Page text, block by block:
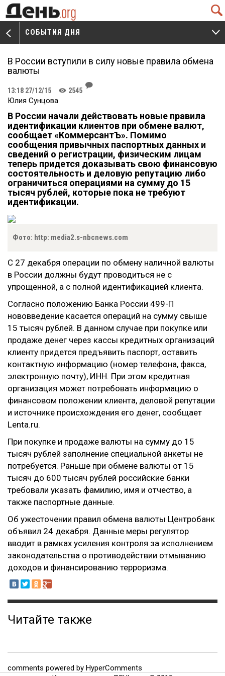
Q
V
СОБЫТИЯ ДНЯ
W
В России вступили в силу новые правила обмена
валюты
13:18 27/12/15 K 2545
J
Юлия Сунцова
В России начали действовать новые правила
идентификации клиентов при обмене валют,
сообщает «КоммерсантЪ». Помимо
сообщения привычных паспортных данных и
сведений о регистрации, физическим лицам
теперь придется доказывать свою финансовую
состоятельность и деловую репутацию либо
ограничиться операциями на сумму до 15
тысяч рублей, которые пока не требуют
идентификации.
Фото: http: media2.s-nbcnews.com
С 27 декабря операции по обмену наличной валюты
в России должны будут проводиться не с
упрощенной, а с полной идентификацией клиента.
Согласно положению Банка России 499-П
нововведение касается операций на сумму свыше
15 тысяч рублей. В данном случае при покупке или
продаже денег через кассы кредитных организаций
клиенту придется предъявить паспорт, оставить
контактную информацию (номер телефона, факса,
электронную почту), ИНН. При этом кредитная
организация может потребовать информацию о
финансовом положении клиента, деловой репутации
и источнике происхождения его денег, сообщает
Lenta.ru.
При покупке и продаже валюты на сумму до 15
тысяч рублей заполнение специальной анкеты не
потребуется. Раньше при обмене валюты от 15
тысяч до 600 тысяч рублей российские банки
требовали указать фамилию, имя и отчество, а
также паспортные данные.
Об ужесточении правил обмена валюты Центробанк
объявил 24 декабря. Данные меры регулятор
вводит в рамках усиления контроля за исполнением
законодательства о противодействии отмыванию
доходов и финансированию терроризма.
Читайте также
comments powered by HyperComments